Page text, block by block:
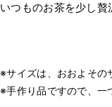
いつものお茶を少し贅
※サイズは、おおよその
※手作り品ですので、一